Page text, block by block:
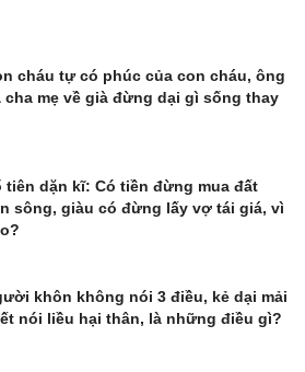
cháu tự có phúc của con cháu, ông
cha mẹ về già đừng dại gì sống thay
tiên dặn kĩ: Có tiền đừng mua đất
sông, giàu có đừng lấy vợ tái giá, vì
khôn không nói 3 điều, kẻ dại mải
nói liều hại thân, là những điều gì?